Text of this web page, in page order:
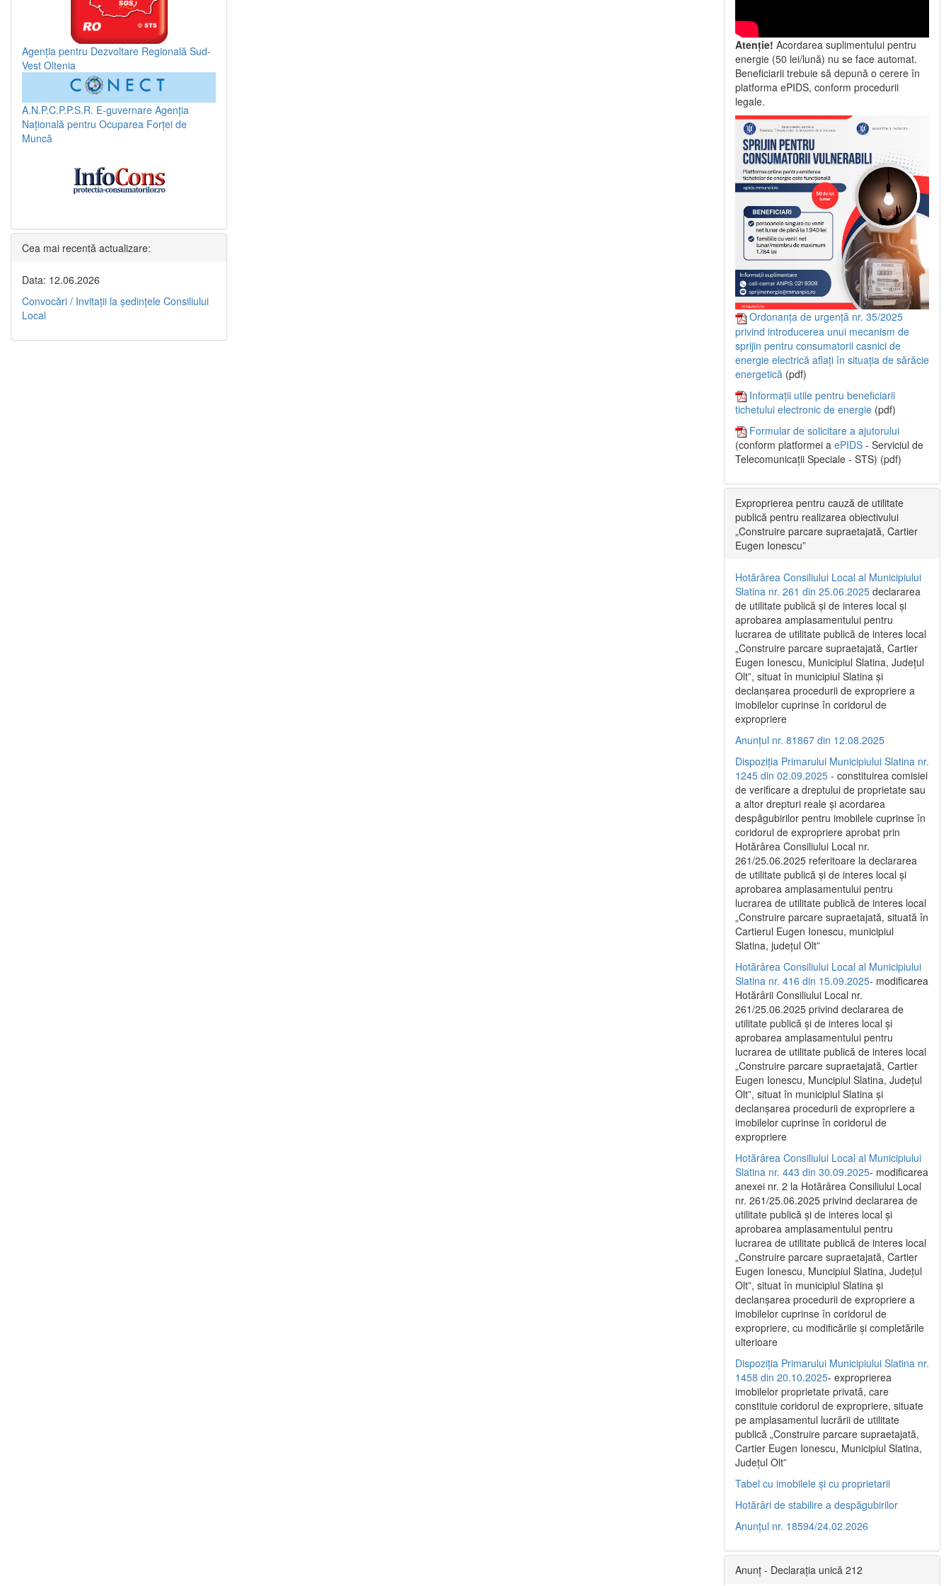
Agenția pentru Dezvoltare Regională Sud-
Vest Oltenia
A.N.P.C.P.P.S.R. E-guvernare Agenția
Națională pentru Ocuparea Forței de
Muncă
Cea mai recentă actualizare:
Data: 12.06.2026
Convocări / Invitaţii la şedinţele Consiliului
Local
Atenție! Acordarea suplimentului pentru
energie (50 lei/lună) nu se face automat.
Beneficiarii trebuie să depună o cerere în
platforma ePIDS, conform procedurii
legale.
Ordonanța de urgență nr. 35/2025
privind introducerea unui mecanism de
sprijin pentru consumatorii casnici de
energie electrică aflați în situația de sărăcie
energetică (pdf)
Informații utile pentru beneficiarii
tichetului electronic de energie (pdf)
Formular de solicitare a ajutorului
(conform platformei a ePIDS - Serviciul de
Telecomunicații Speciale - STS) (pdf)
Exproprierea pentru cauză de utilitate
publică pentru realizarea obiectivului
„Construire parcare supraetajată, Cartier
Eugen Ionescu”
Hotărârea Consiliului Local al Municipiului
Slatina nr. 261 din 25.06.2025 declararea
de utilitate publică și de interes local și
aprobarea amplasamentului pentru
lucrarea de utilitate publică de interes local
„Construire parcare supraetajată, Cartier
Eugen Ionescu, Municipiul Slatina, Județul
Olt”, situat în municipiul Slatina și
declanșarea procedurii de expropriere a
imobilelor cuprinse în coridorul de
expropriere
Anunțul nr. 81867 din 12.08.2025
Dispoziția Primarului Municipiului Slatina nr.
1245 din 02.09.2025 - constituirea comisiei
de verificare a dreptului de proprietate sau
a altor drepturi reale și acordarea
despăgubirilor pentru imobilele cuprinse în
coridorul de expropriere aprobat prin
Hotărârea Consiliului Local nr.
261/25.06.2025 referitoare la declararea
de utilitate publică și de interes local și
aprobarea amplasamentului pentru
lucrarea de utilitate publică de interes local
„Construire parcare supraetajată, situată în
Cartierul Eugen Ionescu, municipiul
Slatina, județul Olt”
Hotărârea Consiliului Local al Municipiului
Slatina nr. 416 din 15.09.2025- modificarea
Hotărârii Consiliului Local nr.
261/25.06.2025 privind declararea de
utilitate publică și de interes local și
aprobarea amplasamentului pentru
lucrarea de utilitate publică de interes local
„Construire parcare supraetajată, Cartier
Eugen Ionescu, Muncipiul Slatina, Județul
Olt”, situat în municipiul Slatina și
declanșarea procedurii de expropriere a
imobilelor cuprinse în coridorul de
expropriere
Hotărârea Consiliului Local al Municipiului
Slatina nr. 443 din 30.09.2025- modificarea
anexei nr. 2 la Hotărârea Consiliului Local
nr. 261/25.06.2025 privind declararea de
utilitate publică şi de interes local şi
aprobarea amplasamentului pentru
lucrarea de utilitate publică de interes local
„Construire parcare supraetajată, Cartier
Eugen Ionescu, Muncipiul Slatina, Judeţul
Olt”, situat în municipiul Slatina şi
declanşarea procedurii de expropriere a
imobilelor cuprinse în coridorul de
expropriere, cu modificările şi completările
ulterioare
Dispoziția Primarului Municipiului Slatina nr.
1458 din 20.10.2025- exproprierea
imobilelor proprietate privată, care
constituie coridorul de expropriere, situate
pe amplasamentul lucrării de utilitate
publică „Construire parcare supraetajată,
Cartier Eugen Ionescu, Municipiul Slatina,
Județul Olt”
Tabel cu imobilele și cu proprietarii
Hotărâri de stabilire a despăgubirilor
Anunțul nr. 18594/24.02.2026
Anunț - Declarația unică 212